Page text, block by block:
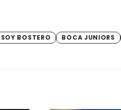
BOSTERO BOCA JUNIORS